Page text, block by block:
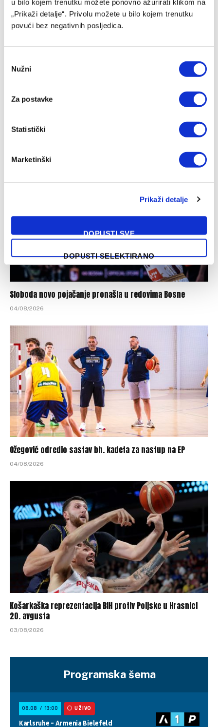
u bilo kojem trenutku možete ponovno ažurirati klikom na
„Prikaži detalje“. Privolu možete u bilo kojem trenutku
povući bez negativnih posljedica.
Selection
Nužni
Za postavke
Statistički
Marketinški
Prikaži detalje
DOPUSTI SVE
DOPUSTI SELEKTIRANO
Sloboda novo pojačanje pronašla u redovima Bosne
04/08/2026
Ožegović odredio sastav bh. kadeta za nastup na EP
04/08/2026
Košarkaška reprezentacija BiH protiv Poljske u Hrasnici
20. avgusta
03/08/2026
Programska šema